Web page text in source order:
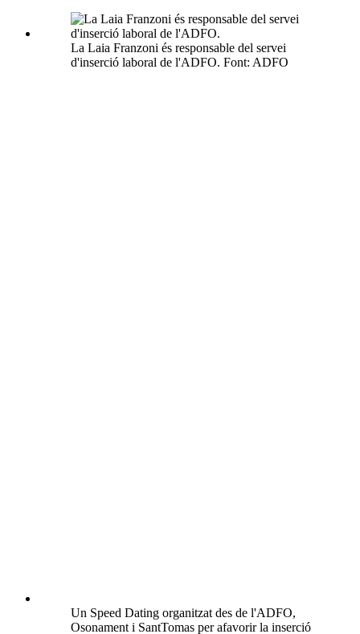
La Laia Franzoni és responsable del servei
d'inserció laboral de l'ADFO. Font: ADFO
Un Speed Dating organitzat des de l'ADFO,
Osonament i SantTomas per afavorir la inserció